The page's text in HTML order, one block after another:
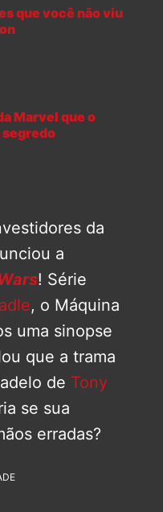
que você não viu
Marvel que o
da
a
! Série
, o Máquina
uma sinopse
que a trama
de Tony
se sua
erradas?